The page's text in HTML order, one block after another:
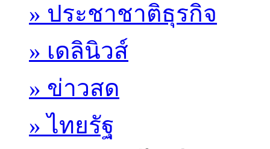
» ประชาชาติธุรกิจ
» เดลินิวส์
» ข่าวสด
» ไทยรัฐ